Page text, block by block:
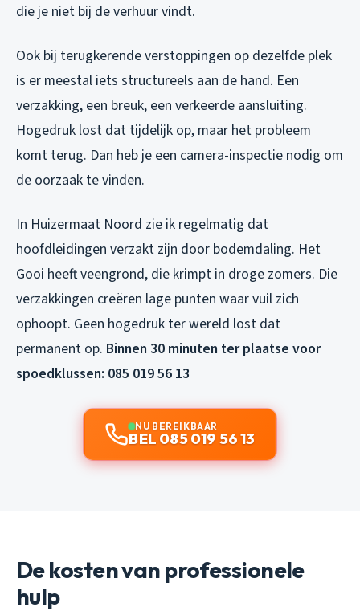
die je niet bij de verhuur vindt.
Ook bij terugkerende verstoppingen op dezelfde plek
is er meestal iets structureels aan de hand. Een
verzakking, een breuk, een verkeerde aansluiting.
Hogedruk lost dat tijdelijk op, maar het probleem
komt terug. Dan heb je een camera-inspectie nodig om
de oorzaak te vinden.
In Huizermaat Noord zie ik regelmatig dat
hoofdleidingen verzakt zijn door bodemdaling. Het
Gooi heeft veengrond, die krimpt in droge zomers. Die
verzakkingen creëren lage punten waar vuil zich
ophoopt. Geen hogedruk ter wereld lost dat
permanent op. Binnen 30 minuten ter plaatse voor
spoedklussen: 085 019 56 13
NU BEREIKBAAR
BEL 085 019 56 13
De kosten van professionele
hulp